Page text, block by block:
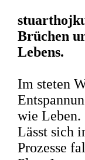
Brüchen
Lebens.
Im steten
wie Leben.
Lässt sich
Prozesse